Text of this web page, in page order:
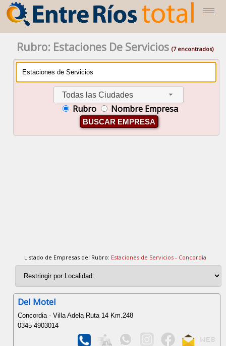
Rubro: Estaciones De Servicios(7 encontrados)
Todas las Ciudades
Rubro Nombre Empresa
BUSCAR EMPRESA
Listado de Empresas del Rubro: Estaciones de Servicios - Concordia
Del Motel
Concordia - Villa Adela Ruta 14 Km.248
0345 4903014